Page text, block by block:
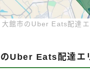
大館市のUber Eats配達エ
Uber Eats配達エ